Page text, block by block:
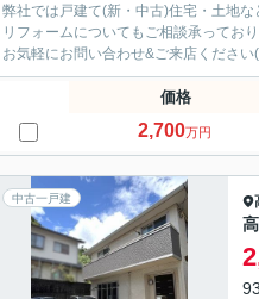
弊社では戸建て(新・中古)住宅・土地な
リフォームについてもご相談承っており
お気軽にお問い合わせ&ご来店ください‍
価格
2,700万円
中古一戸建